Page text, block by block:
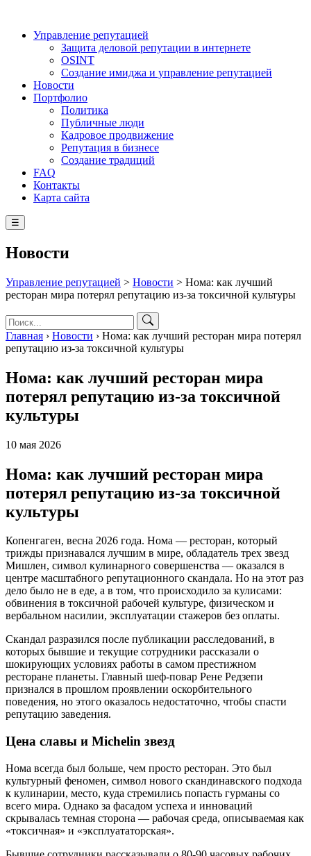
Управление репутацией
Защита деловой репутации в интернете
OSINT
Создание имиджа и управление репутацией
Новости
Портфолио
Политика
Публичные люди
Кадровое продвижение
Репутация в бизнесе
Создание традиций
FAQ
Контакты
Карта сайта
☰
Новости
Управление репутацией > Новости > Нома: как лучший
ресторан мира потерял репутацию из-за токсичной культуры
Главная › Новости › Нома: как лучший ресторан мира потерял
репутацию из-за токсичной культуры
Нома: как лучший ресторан мира
потерял репутацию из-за токсичной
культуры
10 мая 2026
Нома: как лучший ресторан мира
потерял репутацию из-за токсичной
культуры
Копенгаген, весна 2026 года. Нома — ресторан, который
трижды признавался лучшим в мире, обладатель трех звезд
Мишлен, символ кулинарного совершенства — оказался в
центре масштабного репутационного скандала. Но на этот раз
дело было не в еде, а в том, что происходило за кулисами:
обвинения в токсичной рабочей культуре, физическом и
вербальном насилии, эксплуатации стажеров без оплаты.
Скандал разразился после публикации расследований, в
которых бывшие и текущие сотрудники рассказали о
шокирующих условиях работы в самом престижном
ресторане планеты. Главный шеф-повар Рене Редзепи
признался в прошлом проявлении оскорбительного
поведения, но этого оказалось недостаточно, чтобы спасти
репутацию заведения.
Цена славы и Michelin звезд
Нома всегда был больше, чем просто ресторан. Это был
культурный феномен, символ нового скандинавского подхода
к кулинарии, место, куда стремились попасть гурманы со
всего мира. Однако за фасадом успеха и инноваций
скрывалась темная сторона — рабочая среда, описываемая как
«токсичная» и «эксплуататорская».